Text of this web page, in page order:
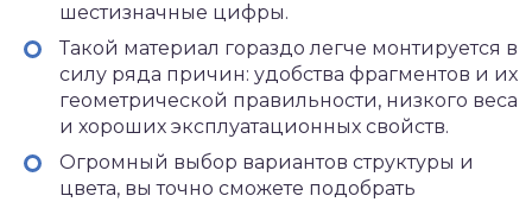
шестизначные цифры.
Такой материал гораздо легче монтируется в
силу ряда причин: удобства фрагментов и их
геометрической правильности, низкого веса
и хороших эксплуатационных свойств.
Огромный выбор вариантов структуры и
цвета, вы точно сможете подобрать